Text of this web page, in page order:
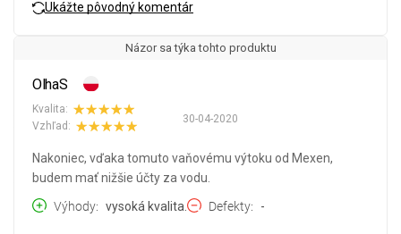
Ukážte pôvodný komentár
Názor sa týka tohto produktu
OlhaS
30-04-2020
Kvalita:
Vzhľad:
Nakoniec, vďaka tomuto vaňovému výtoku od Mexen,
budem mať nižšie účty za vodu.
Výhody
vysoká kvalita. Defekty -